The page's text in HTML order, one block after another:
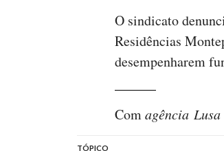
O sindicato
Residências
desempenharem
Comagência Lusa
TÓPICO